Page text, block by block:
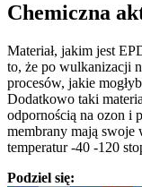
Chemiczna
Materiał, jakim jest
to, że po wulkanizacji
procesów, jakie
Dodatkowo taki
odpornością na ozon i
membrany mają swoje
temperatur -40 -120
Podziel się: